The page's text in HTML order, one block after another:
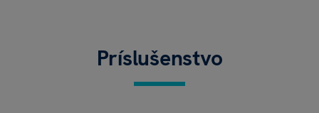
Príslušenstvo